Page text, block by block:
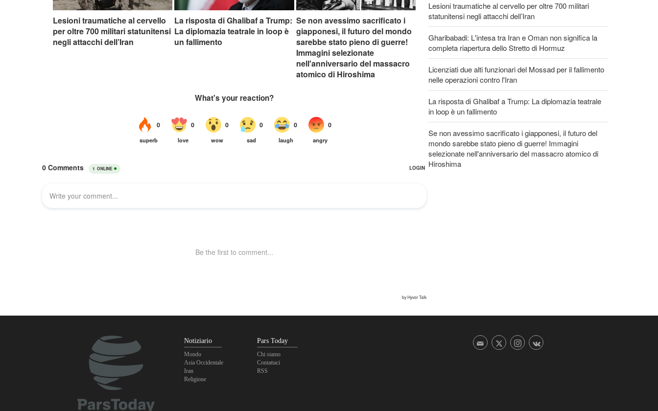
Lesioni traumatiche al cervello
per oltre 700 militari statunitensi
negli attacchi dell’Iran
La risposta di Ghalibaf a Trump:
La diplomazia teatrale in loop è
un fallimento
Se non avessimo sacrificato i
giapponesi, il futuro del mondo
sarebbe stato pieno di guerre!
Immagini selezionate
nell'anniversario del massacro
atomico di Hiroshima
Lesioni traumatiche al cervello per oltre 700 militari
statunitensi negli attacchi dell’Iran
Gharibabadi: L'intesa tra Iran e Oman non significa la
completa riapertura dello Stretto di Hormuz
Licenziati due alti funzionari del Mossad per il fallimento
nelle operazioni contro l'Iran
La risposta di Ghalibaf a Trump: La diplomazia teatrale
in loop è un fallimento
Se non avessimo sacrificato i giapponesi, il futuro del
mondo sarebbe stato pieno di guerre! Immagini
selezionate nell'anniversario del massacro atomico di
Hiroshima
Notiziario
Mondo
Asia Occidentale
Iran
Religione
Pars Today
Chi siamo
Contattaci
RSS